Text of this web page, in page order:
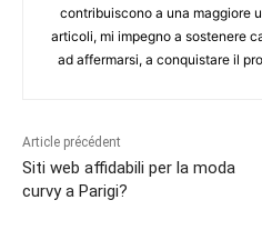
contribuiscono a una maggiore
articoli, mi impegno a sostenere
ad affermarsi, a conquistare il
Article précédent
Siti web affidabili per la moda
curvy a Parigi?